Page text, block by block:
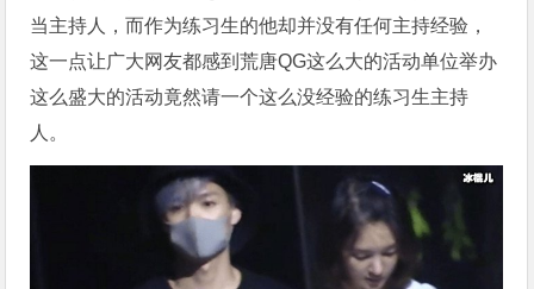
当主持人，而作为练习生的他却并没有任何主持经验，
这一点让广大网友都感到荒唐QG这么大的活动单位举办
这么盛大的活动竟然请一个这么没经验的练习生主持
人。